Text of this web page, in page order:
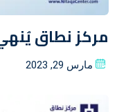
مركز نطاق
Posted
مارس 29, 2023